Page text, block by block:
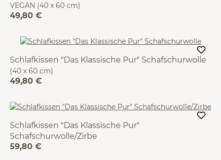
VEGAN (40 x 60 cm)
49,80 €
Schlafkissen "Das Klassische Pur" Schafschurwolle
(40 x 60 cm)
49,80 €
Schlafkissen "Das Klassische Pur"
Schafschurwolle/Zirbe
(40 x 60 cm)
59,80 €